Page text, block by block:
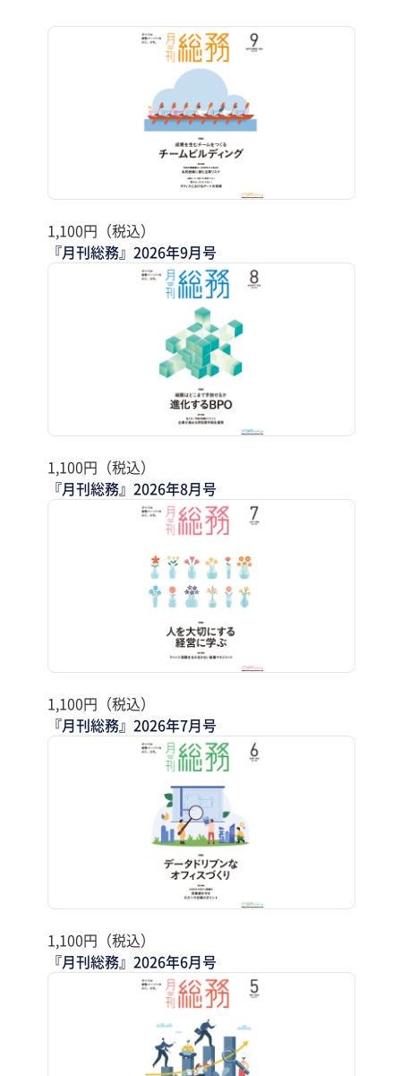
1,100円（税込）
『月刊総務』2026年9月号
1,100円（税込）
『月刊総務』2026年8月号
1,100円（税込）
『月刊総務』2026年7月号
1,100円（税込）
『月刊総務』2026年6月号